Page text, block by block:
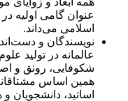
عنوان گامی اولیه
اسلامی می‌داند.
نویسندگان و
عالمانه در تولید
شکوفایی، رونق و
همین اساس
اساتید،